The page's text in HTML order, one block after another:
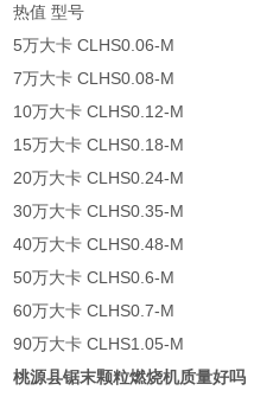
热值 型号
5万大卡 CLHS0.06-M
7万大卡 CLHS0.08-M
10万大卡 CLHS0.12-M
15万大卡 CLHS0.18-M
20万大卡 CLHS0.24-M
30万大卡 CLHS0.35-M
40万大卡 CLHS0.48-M
50万大卡 CLHS0.6-M
60万大卡 CLHS0.7-M
90万大卡 CLHS1.05-M
桃源县锯末颗粒燃烧机质量好吗